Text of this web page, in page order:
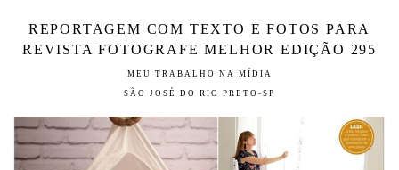
REPORTAGEM COM TEXTO E FOTOS PARA
REVISTA FOTOGRAFE MELHOR EDIÇÃO 295
MEU TRABALHO NA MÍDIA
SÃO JOSÉ DO RIO PRETO-SP